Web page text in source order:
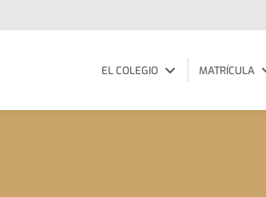
EL COLEGIO MATRÍCULA